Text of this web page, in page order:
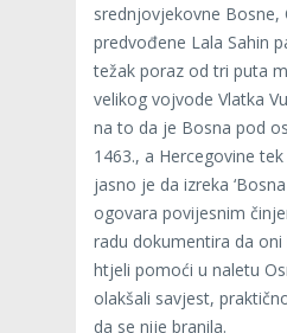
srednjovjekovne Bosne,
predvođene Lala Sahin
težak poraz od tri puta
velikog vojvode Vlatka
na to da je Bosna pod
1463., a Hercegovine
jasno je da izreka
ogovara povijesnim
radu dokumentira da
htjeli pomoći u naletu
olakšali savjest,
da se nije branila.